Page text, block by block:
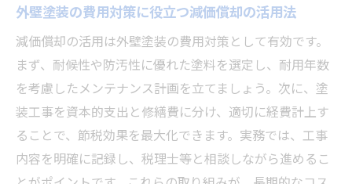
外壁塗装の費用対策に役立つ減価償却の活用法
減価償却の活用は外壁塗装の費用対策として有効です。
まず、耐候性や防汚性に優れた塗料を選定し、耐用年数
を考慮したメンテナンス計画を立てましょう。次に、塗
装工事を資本的支出と修繕費に分け、適切に経費計上す
ることで、節税効果を最大化できます。実務では、工事
内容を明確に記録し、税理士等と相談しながら進めるこ